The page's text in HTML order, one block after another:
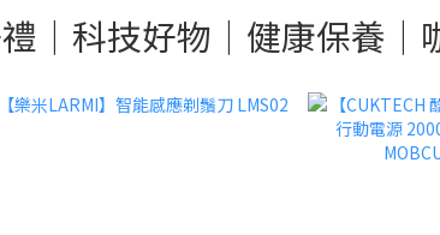
｜科技好物｜健康保養｜